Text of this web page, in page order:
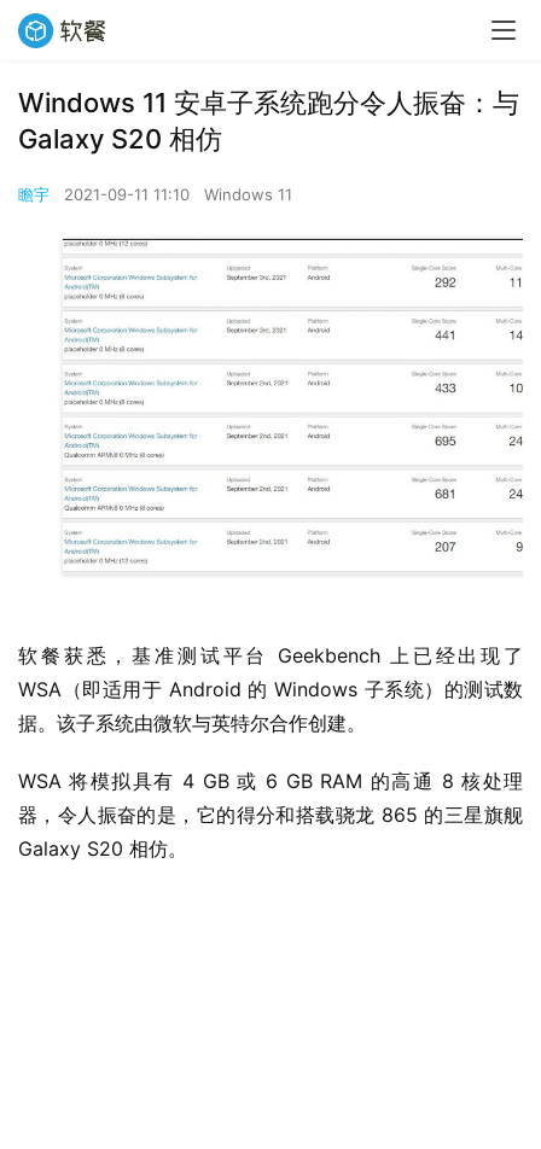
Windows 11 安卓子系统跑分令人振奋：与
Galaxy S20 相仿
瞻宇 2021-09-11 11:10 Windows 11
软餐获悉，基准测试平台 Geekbench 上已经出现了
WSA（即适用于 Android 的 Windows 子系统）的测试数
据。该子系统由微软与英特尔合作创建。
WSA 将模拟具有 4 GB 或 6 GB RAM 的高通 8 核处理
器，令人振奋的是，它的得分和搭载骁龙 865 的三星旗舰
Galaxy S20 相仿。